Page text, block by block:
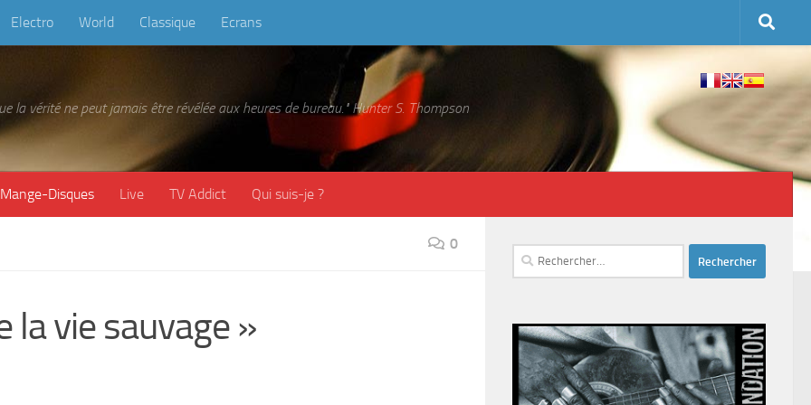
Electro World Classique Ecrans
la vérité ne peut jamais être révélée aux heures de bureau." Hunter S. Thompson
Mange-Disques Live TV Addict Qui suis-je ?
0
la vie sauvage »
Rechercher :